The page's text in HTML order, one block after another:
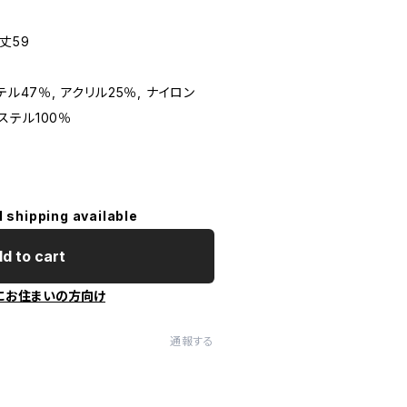
59
ル47％, アクリル25％, ナイロン
テル100％
shipping available
to cart
お住まいの方向け
通報する